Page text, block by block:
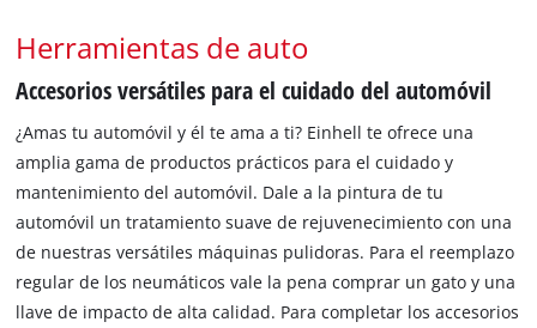
Herramientas de auto
Accesorios versátiles para el cuidado del automóvil
¿Amas tu automóvil y él te ama a ti? Einhell te ofrece una
amplia gama de productos prácticos para el cuidado y
mantenimiento del automóvil. Dale a la pintura de tu
automóvil un tratamiento suave de rejuvenecimiento con una
de nuestras versátiles máquinas pulidoras. Para el reemplazo
regular de los neumáticos vale la pena comprar un gato y una
llave de impacto de alta calidad. Para completar los accesorios